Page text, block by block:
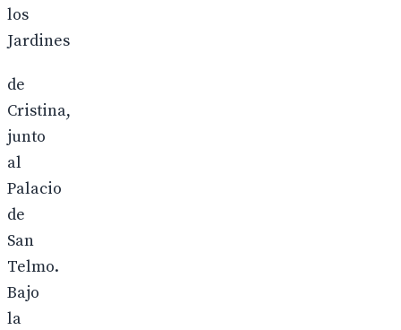
los
Jardines
de
Cristina,
junto
al
Palacio
de
San
Telmo.
Bajo
la